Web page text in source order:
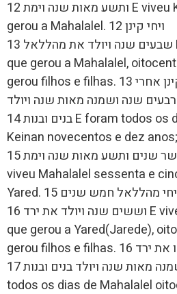
ותשע מאות שנה וימת 12 E viveu Keinan setenta anos e
gerou a Mahalalel. 12 ויחי קינן
שבעים שנה ויולד את מהללאל 13 E viveu Keinan, depois
que gerou a Mahalalel,
gerou filhos e filhas. 13 ויחי קינן אחרי
שנה ושמנה מאות שנה ויולד
בנים ובנות 14 E foram todos os dias de
Keinan novecentos e dez
ויהיו כל ימי קינן עשר שנים ותשע מאות שנה וימת 15 E
viveu Mahalalel sessenta e
Yared. 15 ויחי מהללאל חמש שנים
וששים שנה ויולד את ירד 16 E viveu Mahalalel, depois
que gerou a Yared(Jarede),
gerou filhos e filhas. 16 ויחי מהללאל אחרי הולידו את ירד
שלשים שנה ושמנה מאות שנה ויולד בנים ובנות 17 E foram
todos os dias de Mahalalel